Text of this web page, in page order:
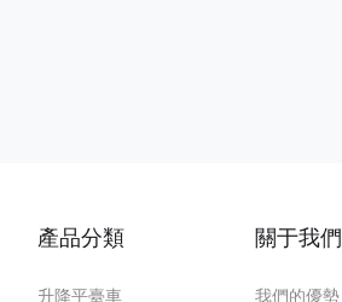
產品分類
升降平臺車
關于我們
我們的優勢